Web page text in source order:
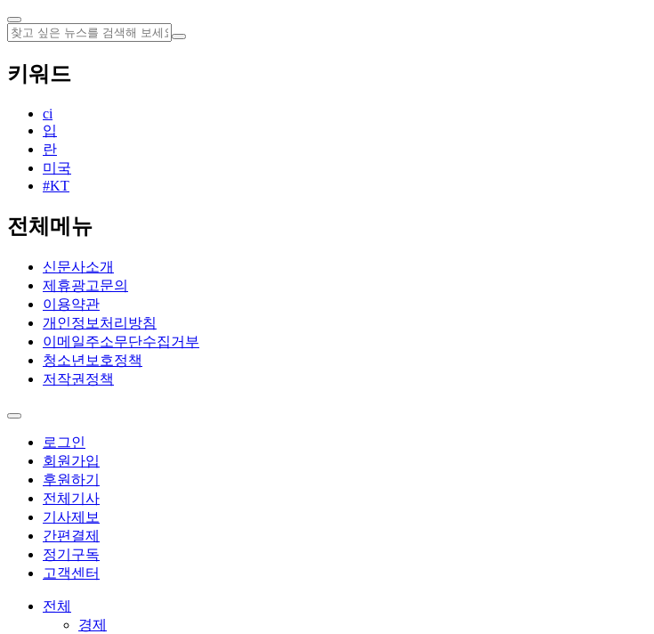
키워드
ci
입
란
미국
#KT
전체메뉴
신문사소개
제휴광고문의
이용약관
개인정보처리방침
이메일주소무단수집거부
청소년보호정책
저작권정책
로그인
회원가입
후원하기
전체기사
기사제보
간편결제
정기구독
고객센터
전체
경제